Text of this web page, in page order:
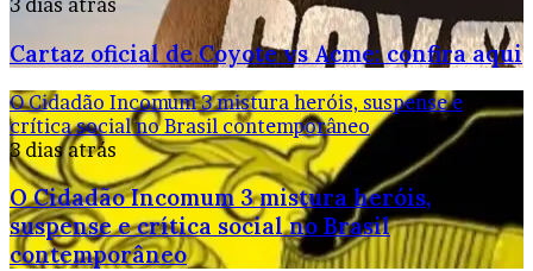
3 dias atrás
Cartaz oficial de Coyote vs Acme: confira aqui
O Cidadão Incomum 3 mistura heróis, suspense e
crítica social no Brasil contemporâneo
3 dias atrás
O Cidadão Incomum 3 mistura heróis,
suspense e crítica social no Brasil
contemporâneo